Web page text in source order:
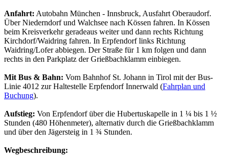
Anfahrt: Autobahn München - Innsbruck, Ausfahrt Oberaudorf.
Über Niederndorf und Walchsee nach Kössen fahren. In Kössen
beim Kreisverkehr geradeaus weiter und dann rechts Richtung
Kirchdorf/Waidring fahren. In Erpfendorf links Richtung
Waidring/Lofer abbiegen. Der Straße für 1 km folgen und dann
rechts in den Parkplatz der Grießbachklamm einbiegen.
Mit Bus & Bahn: Vom Bahnhof St. Johann in Tirol mit der Bus-
Linie 4012 zur Haltestelle Erpfendorf Innerwald (Fahrplan und
Buchung).
Aufstieg: Von Erpfendorf über die Hubertuskapelle in 1 ¼ bis 1 ½
Stunden (480 Höhenmeter), alternativ durch die Grießbachklamm
und über den Jägersteig in 1 ¾ Stunden.
Wegbeschreibung: